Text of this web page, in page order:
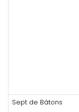
Sept de Bâtons